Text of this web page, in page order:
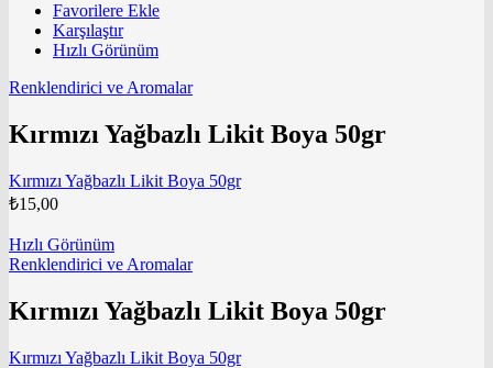
Favorilere Ekle
Karşılaştır
Hızlı Görünüm
Renklendirici ve Aromalar
Kırmızı Yağbazlı Likit Boya 50gr
Kırmızı Yağbazlı Likit Boya 50gr
₺15,00
Hızlı Görünüm
Renklendirici ve Aromalar
Kırmızı Yağbazlı Likit Boya 50gr
Kırmızı Yağbazlı Likit Boya 50gr